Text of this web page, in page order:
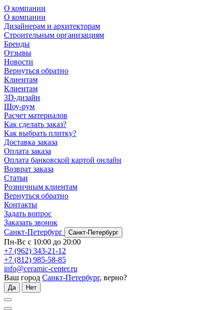
О компании
О компании
Дизайнерам и архитекторам
Строительным организациям
Бренды
Отзывы
Новости
Вернуться обратно
Клиентам
Клиентам
3D-дизайн
Шоу-рум
Расчет материалов
Как сделать заказ?
Как выбрать плитку?
Доставка заказа
Оплата заказа
Оплата банковской картой онлайн
Возврат заказа
Статьи
Розничным клиентам
Вернуться обратно
Контакты
Задать вопрос
Заказать звонок
Санкт-Петербург
Санкт-Петербург
Пн-Вс с 10:00 до 20:00
+7 (962) 343-21-12
+7 (812) 985-58-85
info@ceramic-center.ru
Ваш город Санкт-Петербург, верно?
Да Нет